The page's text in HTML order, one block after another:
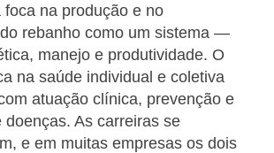
foca na produção e no
rebanho como um sistema —
manejo e produtividade. O
na saúde individual e coletiva
atuação clínica, prevenção e
doenças. As carreiras se
e em muitas empresas os dois